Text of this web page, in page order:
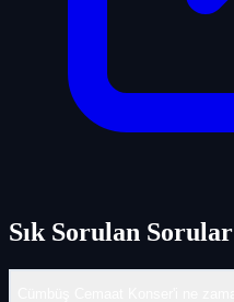
Sık Sorulan Sorular